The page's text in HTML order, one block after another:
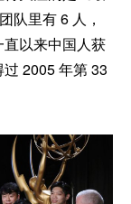
队里有 6 人，
以来中国人获
2005 年第 33